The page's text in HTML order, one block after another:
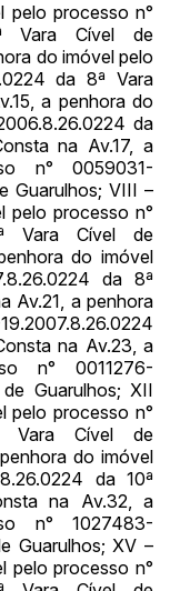
pelo processo n°
Vara Cível de
do imóvel pelo
da 8ª Vara
a penhora do
da
na Av.17, a
n° 0059031-
Guarulhos; VIII –
pelo processo n°
Vara Cível de
do imóvel
da 8ª
Av.21, a penhora
na Av.23, a
n° 0011276-
Guarulhos; XII
pelo processo n°
Vara Cível de
do imóvel
da 10ª
na Av.32, a
n° 1027483-
Guarulhos; XV –
pelo processo n°
Valor
R$ 1,00
R$ 1,00
R$ 1,00